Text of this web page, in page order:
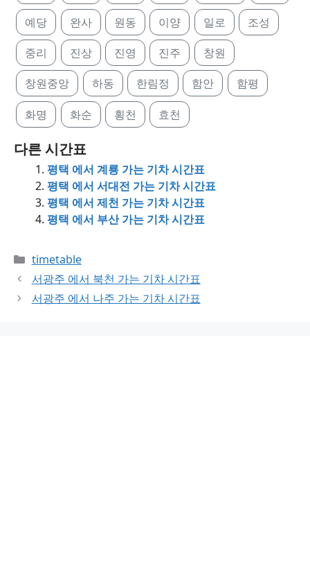
예당 완사 원동 이양 일로 조성
중리 진상 진영 진주 창원
창원중앙 하동 한림정 함안 함평
화명 화순 횡천 효천
다른 시간표
평택 에서 계룡 가는 기차 시간표
평택 에서 서대전 가는 기차 시간표
평택 에서 제천 가는 기차 시간표
평택 에서 부산 가는 기차 시간표
Categories
timetable
서광주 에서 북천 가는 기차 시간표
서광주 에서 나주 가는 기차 시간표